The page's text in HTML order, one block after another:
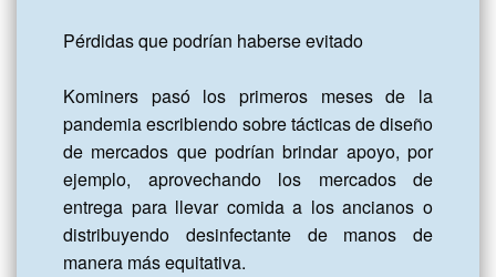
Pérdidas que podrían haberse evitado
Kominers pasó los primeros meses de la
pandemia escribiendo sobre tácticas de diseño
de mercados que podrían brindar apoyo, por
ejemplo, aprovechando los mercados de
entrega para llevar comida a los ancianos o
distribuyendo desinfectante de manos de
manera más equitativa.